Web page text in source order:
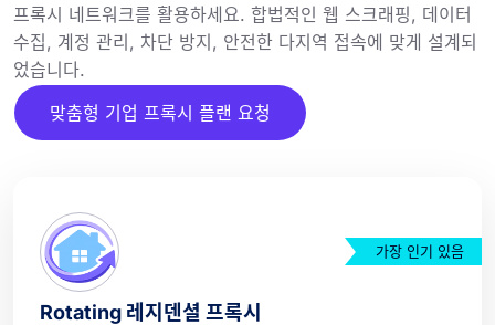
프록시 네트워크를 활용하세요. 합법적인 웹 스크래핑, 데이터
수집, 계정 관리, 차단 방지, 안전한 다지역 접속에 맞게 설계되
었습니다.
맞춤형 기업 프록시 플랜 요청
가장 인기 있음
Rotating 레지덴셜 프록시